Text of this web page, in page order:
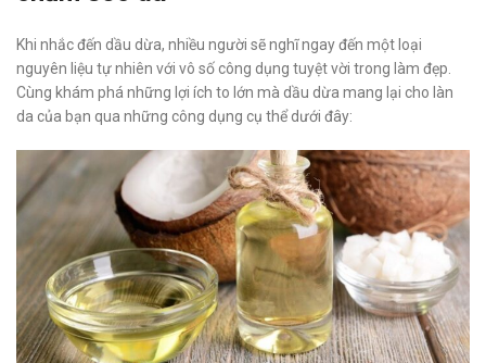
Khi nhắc đến dầu dừa, nhiều người sẽ nghĩ ngay đến một loại
nguyên liệu tự nhiên với vô số công dụng tuyệt vời trong làm đẹp.
Cùng khám phá những lợi ích to lớn mà dầu dừa mang lại cho làn
da của bạn qua những công dụng cụ thể dưới đây: